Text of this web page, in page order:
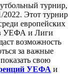
турнир,
2022. Этот турнир
европейских
УЕФА и Лиги
возможность
за важные
свою
УЕФА и